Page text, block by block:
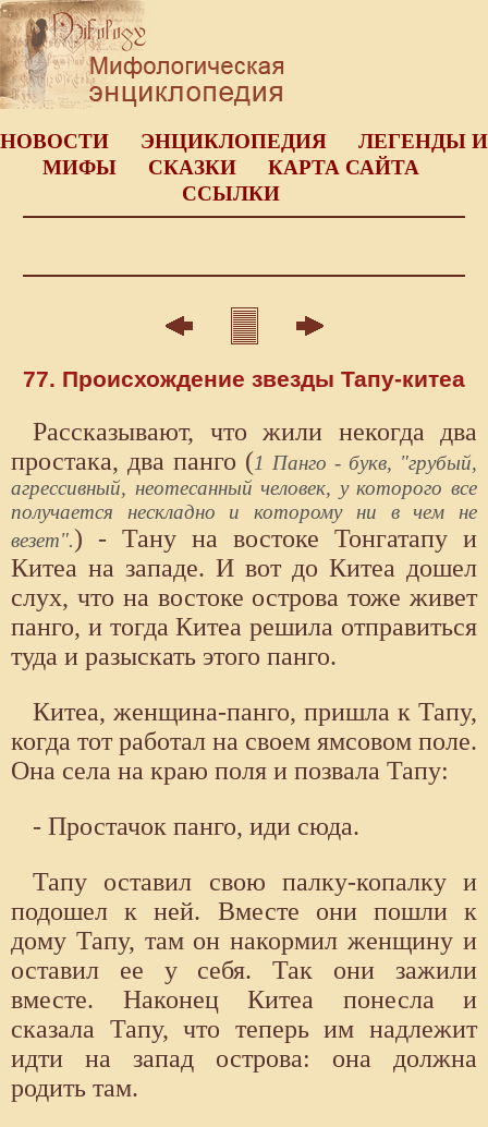
НОВОСТИ ЭНЦИКЛОПЕДИЯ
ЛЕГЕНДЫ И
МИФЫ
СКАЗКИ
КАРТА САЙТА
ССЫЛКИ
77. Происхождение звезды Тапу-китеа
Рассказывают, что жили некогда два
простака, два панго (1 Панго - букв, "грубый,
агрессивный, неотесанный человек, у которого все
получается нескладно и которому ни в чем не
везет".) - Тану на востоке Тонгатапу и
Китеа на западе. И вот до Китеа дошел
слух, что на востоке острова тоже живет
панго, и тогда Китеа решила отправиться
туда и разыскать этого панго.
Китеа, женщина-панго, пришла к Тапу,
когда тот работал на своем ямсовом поле.
Она села на краю поля и позвала Тапу:
- Простачок панго, иди сюда.
Тапу оставил свою палку-копалку и
подошел к ней. Вместе они пошли к
дому Тапу, там он накормил женщину и
оставил ее у себя. Так они зажили
вместе. Наконец Китеа понесла и
сказала Тапу, что теперь им надлежит
идти на запад острова: она должна
родить там.